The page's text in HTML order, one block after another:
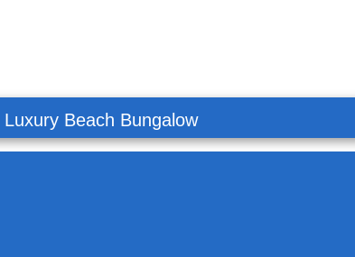
Luxury Beach Bungalow